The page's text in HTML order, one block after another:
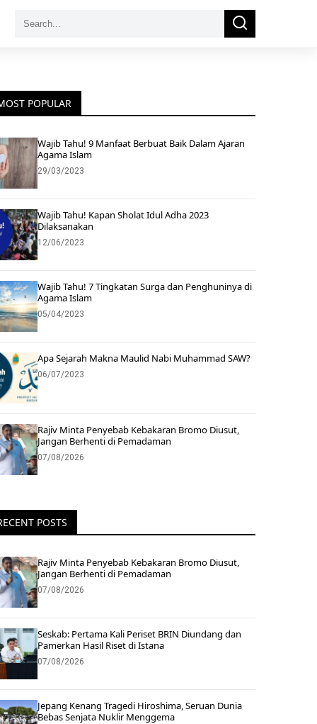
Search
Search
POPULAR
Wajib Tahu! 9 Manfaat Berbuat Baik Dalam Ajaran
Agama Islam
29/03/2023
Wajib Tahu! Kapan Sholat Idul Adha 2023
Dilaksanakan
12/06/2023
Wajib Tahu! 7 Tingkatan Surga dan Penghuninya di
Agama Islam
05/04/2023
Apa Sejarah Makna Maulid Nabi Muhammad SAW?
06/07/2023
Rajiv Minta Penyebab Kebakaran Bromo Diusut,
Jangan Berhenti di Pemadaman
07/08/2026
POSTS
Rajiv Minta Penyebab Kebakaran Bromo Diusut,
Jangan Berhenti di Pemadaman
07/08/2026
Seskab: Pertama Kali Periset BRIN Diundang dan
Pamerkan Hasil Riset di Istana
07/08/2026
Jepang Kenang Tragedi Hiroshima, Seruan Dunia
Bebas Senjata Nuklir Menggema